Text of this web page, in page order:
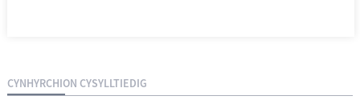
CYNHYRCHION CYSYLLTIEDIG